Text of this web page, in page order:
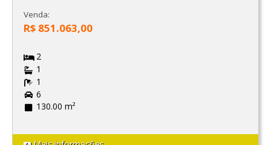
Venda:
R$ 851.063,00
2
1
1
6
130.00 m²